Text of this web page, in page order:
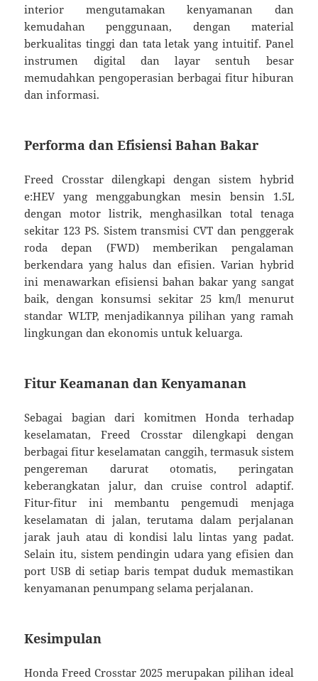
interior mengutamakan kenyamanan dan
kemudahan penggunaan, dengan material
berkualitas tinggi dan tata letak yang intuitif. Panel
instrumen digital dan layar sentuh besar
memudahkan pengoperasian berbagai fitur hiburan
dan informasi.
Performa dan Efisiensi Bahan Bakar
Freed Crosstar dilengkapi dengan sistem hybrid
e:HEV yang menggabungkan mesin bensin 1.5L
dengan motor listrik, menghasilkan total tenaga
sekitar 123 PS. Sistem transmisi CVT dan penggerak
roda depan (FWD) memberikan pengalaman
berkendara yang halus dan efisien. Varian hybrid
ini menawarkan efisiensi bahan bakar yang sangat
baik, dengan konsumsi sekitar 25 km/l menurut
standar WLTP, menjadikannya pilihan yang ramah
lingkungan dan ekonomis untuk keluarga.
Fitur Keamanan dan Kenyamanan
Sebagai bagian dari komitmen Honda terhadap
keselamatan, Freed Crosstar dilengkapi dengan
berbagai fitur keselamatan canggih, termasuk sistem
pengereman darurat otomatis, peringatan
keberangkatan jalur, dan cruise control adaptif.
Fitur-fitur ini membantu pengemudi menjaga
keselamatan di jalan, terutama dalam perjalanan
jarak jauh atau di kondisi lalu lintas yang padat.
Selain itu, sistem pendingin udara yang efisien dan
port USB di setiap baris tempat duduk memastikan
kenyamanan penumpang selama perjalanan.
Kesimpulan
Honda Freed Crosstar 2025 merupakan pilihan ideal